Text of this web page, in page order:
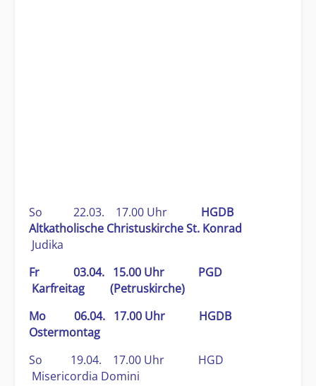
So 22.03. 17.00 Uhr HGDB
Altkatholische Christuskirche St. Konrad
Judika
Fr 03.04. 15.00 Uhr PGD
Karfreitag (Petruskirche)
Mo 06.04. 17.00 Uhr HGDB
Ostermontag
So 19.04. 17.00 Uhr HGD
Misericordia Domini